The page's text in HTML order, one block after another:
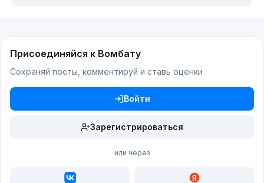
Присоединяйся к Вомбату
Сохраняй посты, комментируй и ставь оценки
Войти
Зарегистрироваться
или через